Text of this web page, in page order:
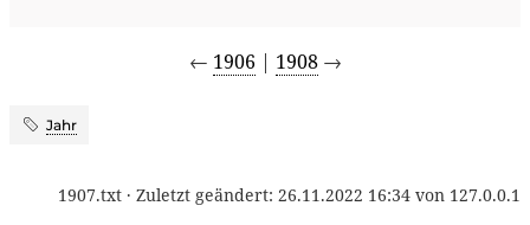
← 1906 | 1908→
Jahr
1907.txt · Zuletzt geändert: 26.11.2022 16:34 von 127.0.0.1